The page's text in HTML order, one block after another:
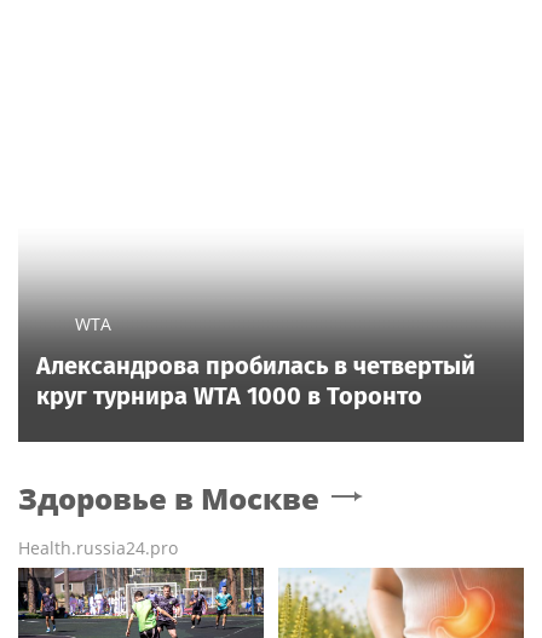
WTA
Александрова пробилась в четвертый
круг турнира WTA 1000 в Торонто
Здоровье в Москве
Health.russia24.pro